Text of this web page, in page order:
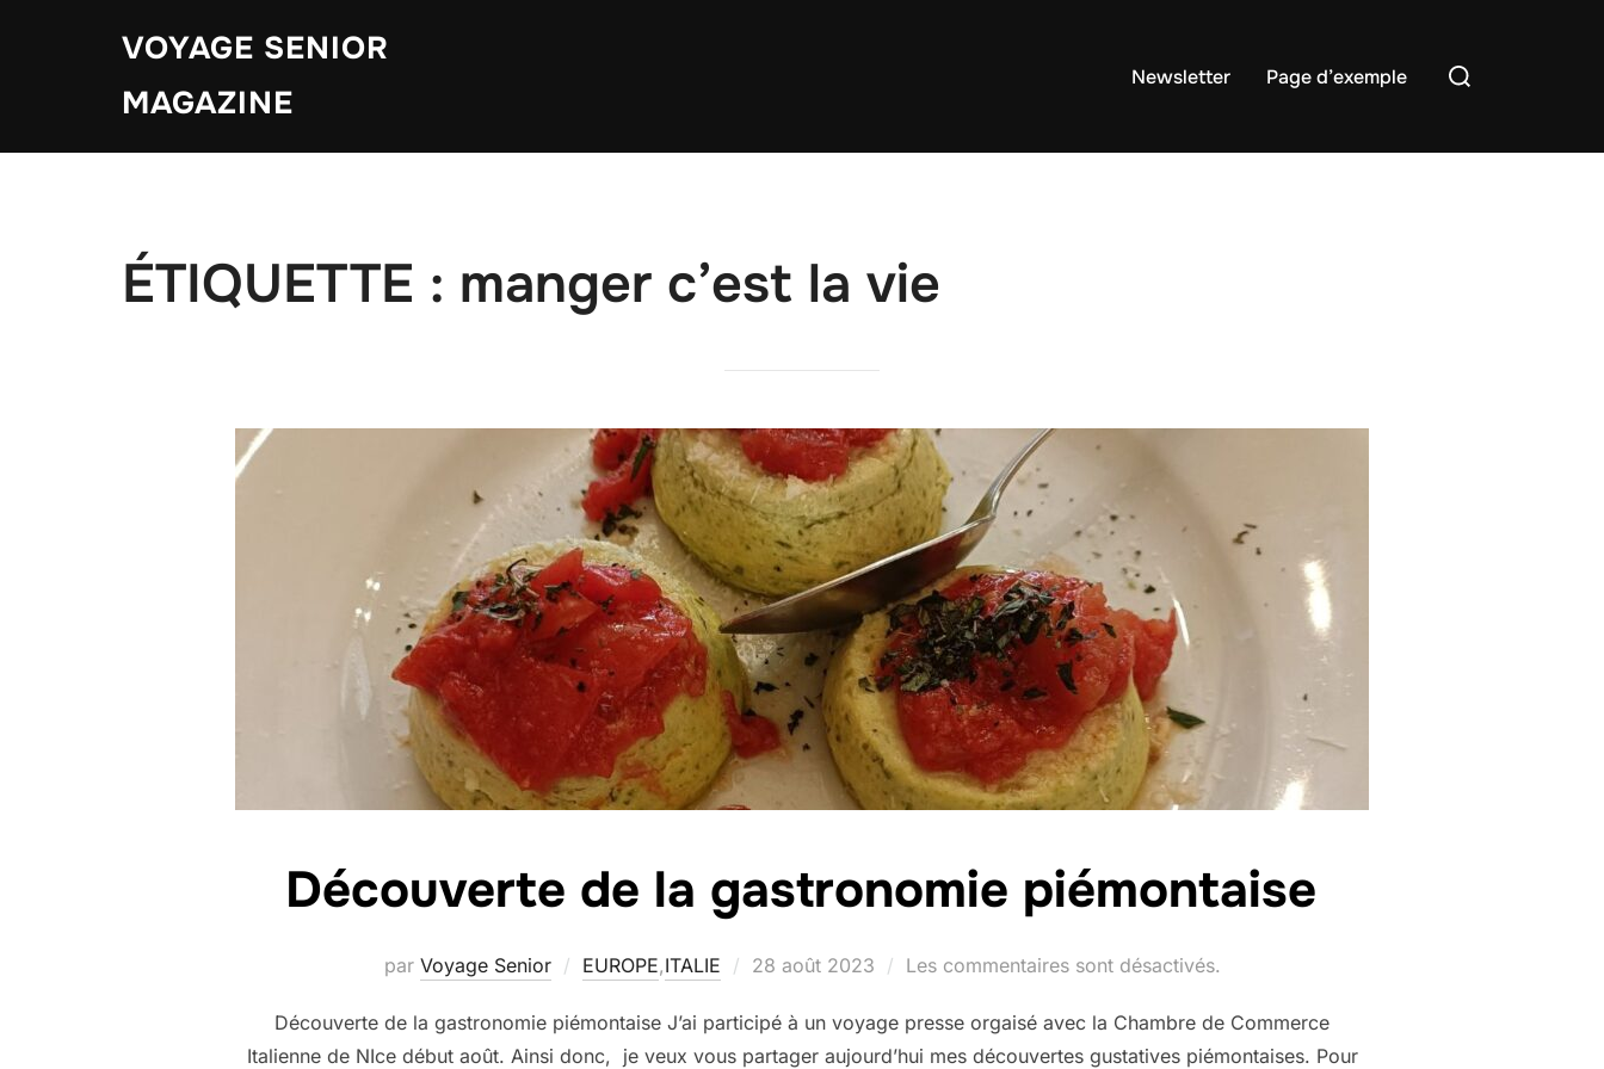
VOYAGE SENIOR
MAGAZINE
Newsletter Page d’exemple
Rechercher :
ÉTIQUETTE : manger c’est la vie
Découverte de la gastronomie piémontaise
par Voyage Senior EUROPE,ITALIE
Publié
28 août 2023 Les commentaires sont désactivés.
Découverte de la gastronomie piémontaise J’ai participé à un voyage presse orgaisé avec la Chambre de Commerce
Italienne de NIce début août. Ainsi donc, je veux vous partager aujourd’hui mes découvertes gustatives piémontaises. Pour